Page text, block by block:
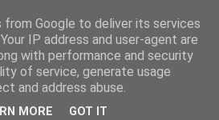
Labor
Blog über Barkultur,
Land
from Google to deliver its services
IP address and user-agent are
with performance and security
of service, generate usage
and address abuse.
MORE GOT IT